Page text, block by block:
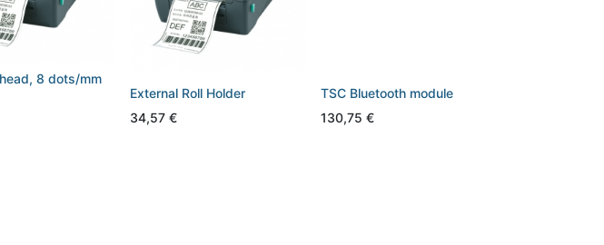
8 dots/mm
External Roll Holder
34,57 €
TSC Bluetooth module
130,75 €